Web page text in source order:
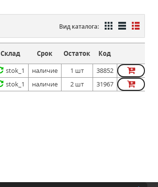
Вид каталога:
Склад Срок Остаток Код
stok_1 наличие 1 шт 38852
stok_1 наличие 2 шт 31967